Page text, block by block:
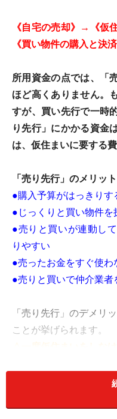
《自宅の売却》→《
《買い物件の購入と決
所用資金の点では、「
ほど高くありません。
すが、買い先行で一時
り先行」にかかる資金
は、仮住まいに要する
「売り先行」のメリッ
●購入予算がはっきりす
●じっくりと買い物件を
●売りと買いが連動し
りやすい
●売ったお金をすぐ使
●売りと買いで仲介業者
「売り先行」のデメリ
ことが挙げられます。
△引越しを2回しなけれ